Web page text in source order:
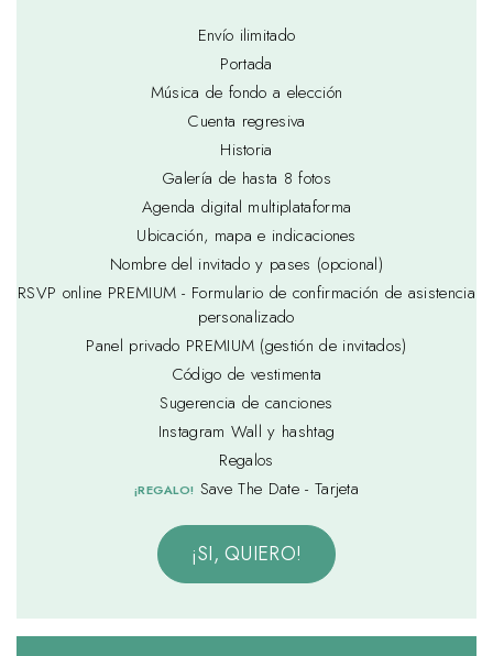
Envío ilimitado
Portada
Música de fondo a elección
Cuenta regresiva
Historia
Galería de hasta 8 fotos
Agenda digital multiplataforma
Ubicación, mapa e indicaciones
Nombre del invitado y pases (opcional)
RSVP online PREMIUM - Formulario de confirmación de asistencia
personalizado
Panel privado PREMIUM (gestión de invitados)
Código de vestimenta
Sugerencia de canciones
Instagram Wall y hashtag
Regalos
¡REGALO! Save The Date - Tarjeta
¡SI, QUIERO!